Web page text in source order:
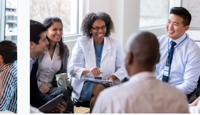
des investissements capitalistiques tout en
préservant l'uniformité de l'expérience client et
la cohérence… Read more